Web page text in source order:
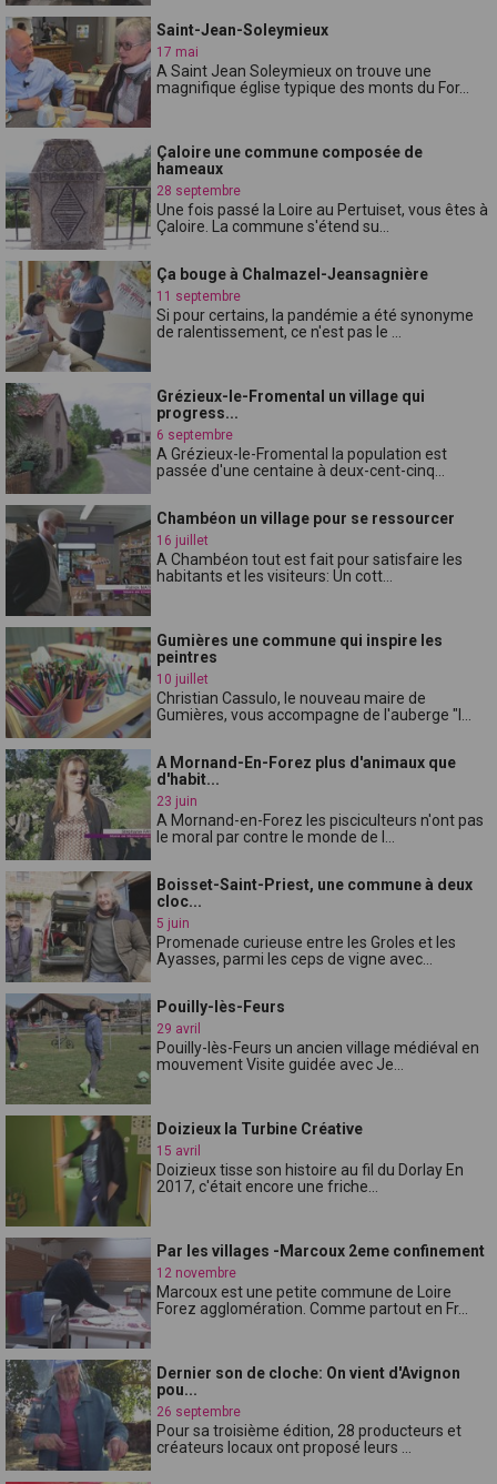
Saint-Jean-Soleymieux
17 mai
A Saint Jean Soleymieux on trouve une
magnifique église typique des monts du For...
Çaloire une commune composée de
hameaux
28 septembre
Une fois passé la Loire au Pertuiset, vous êtes à
Çaloire. La commune s'étend su...
Ça bouge à Chalmazel-Jeansagnière
11 septembre
Si pour certains, la pandémie a été synonyme
de ralentissement, ce n'est pas le ...
Grézieux-le-Fromental un village qui
progress...
6 septembre
A Grézieux-le-Fromental la population est
passée d'une centaine à deux-cent-cinq...
Chambéon un village pour se ressourcer
16 juillet
A Chambéon tout est fait pour satisfaire les
habitants et les visiteurs: Un cott...
Gumières une commune qui inspire les
peintres
10 juillet
Christian Cassulo, le nouveau maire de
Gumières, vous accompagne de l'auberge "l...
A Mornand-En-Forez plus d'animaux que
d'habit...
23 juin
A Mornand-en-Forez les pisciculteurs n'ont pas
le moral par contre le monde de l...
Boisset-Saint-Priest, une commune à deux
cloc...
5 juin
Promenade curieuse entre les Groles et les
Ayasses, parmi les ceps de vigne avec...
Pouilly-lès-Feurs
29 avril
Pouilly-lès-Feurs un ancien village médiéval en
mouvement Visite guidée avec Je...
Doizieux la Turbine Créative
15 avril
Doizieux tisse son histoire au fil du Dorlay En
2017, c'était encore une friche...
Par les villages -Marcoux 2eme confinement
12 novembre
Marcoux est une petite commune de Loire
Forez agglomération. Comme partout en Fr...
Dernier son de cloche: On vient d'Avignon
pou...
26 septembre
Pour sa troisième édition, 28 producteurs et
créateurs locaux ont proposé leurs ...